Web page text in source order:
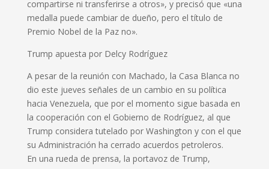
compartirse ni transferirse a otros», y precisó que «una
medalla puede cambiar de dueño, pero el título de
Premio Nobel de la Paz no».
Trump apuesta por Delcy Rodríguez
A pesar de la reunión con Machado, la Casa Blanca no
dio este jueves señales de un cambio en su política
hacia Venezuela, que por el momento sigue basada en
la cooperación con el Gobierno de Rodríguez, al que
Trump considera tutelado por Washington y con el que
su Administración ha cerrado acuerdos petroleros.
En una rueda de prensa, la portavoz de Trump,